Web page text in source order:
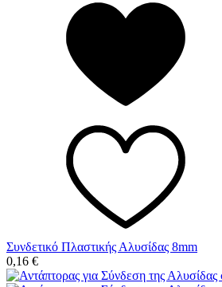
Συνδετικό Πλαστικής Αλυσίδας 8mm
0,16 €